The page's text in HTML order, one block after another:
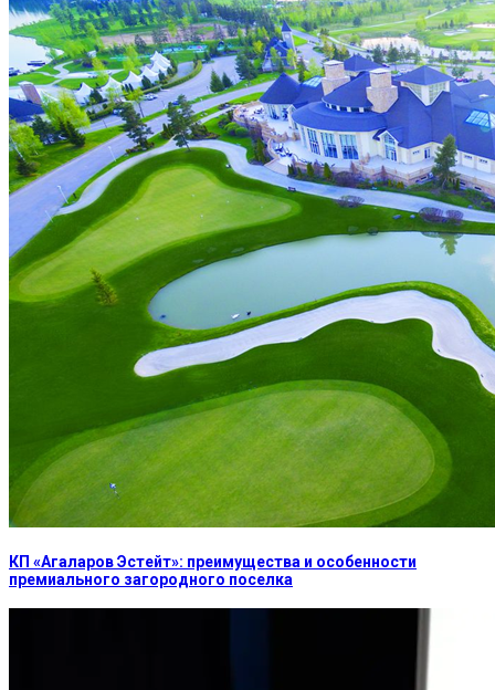
КП «Агаларов Эстейт»: преимущества и особенности
премиального загородного поселка